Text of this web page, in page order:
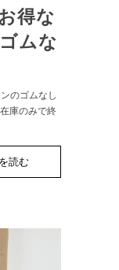
得な
ムな
のゴムなし
庫のみで終
読む